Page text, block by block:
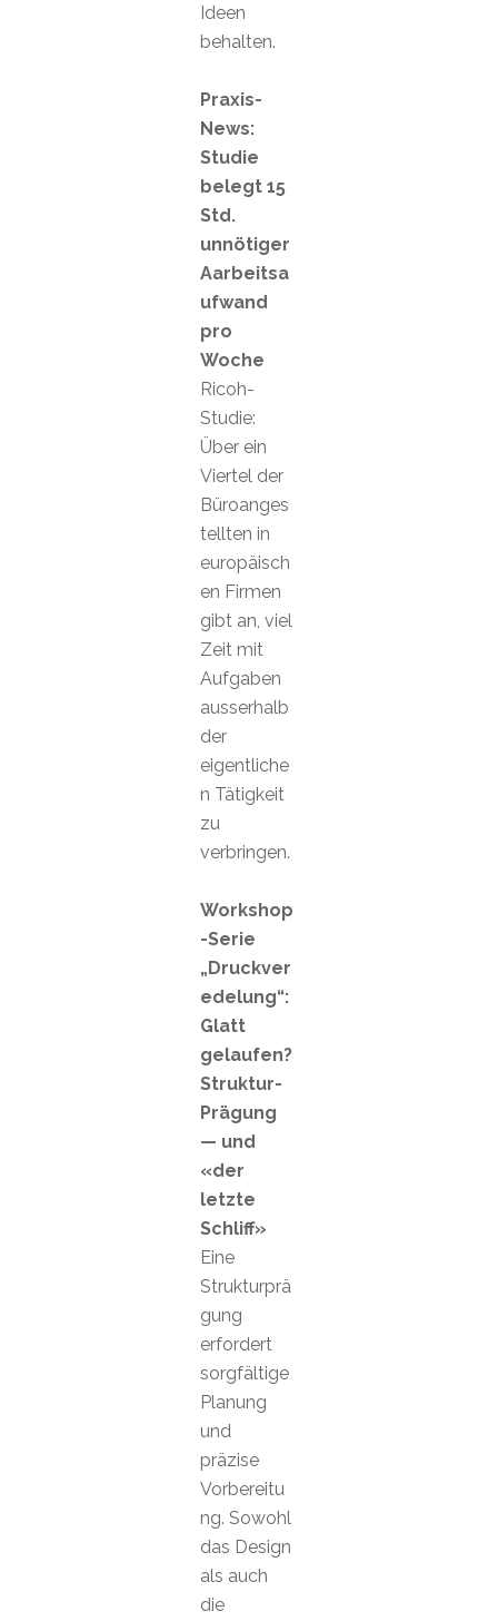
Ideen
behalten.
Praxis-
News:
Studie
belegt 15
Std.
unnötiger
Aarbeitsa
ufwand
pro
Woche
Ricoh-
Studie:
Über ein
Viertel der
Büroanges
tellten in
europäisch
en Firmen
gibt an, viel
Zeit mit
Aufgaben
ausserhalb
der
eigentliche
n Tätigkeit
zu
verbringen.
Workshop
-Serie
„Druckver
edelung“:
Glatt
gelaufen?
Struktur-
Prägung
— und
«der
letzte
Schliff»
Eine
Strukturprä
gung
erfordert
sorgfältige
Planung
und
präzise
Vorbereitu
ng. Sowohl
das Design
als auch
die